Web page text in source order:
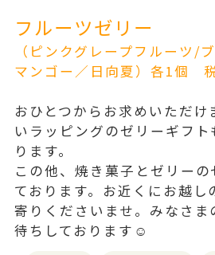
フルーツゼリー
（ピンクグレープフルーツ/
マンゴー／日向夏）各1個
おひとつからお求めいただけ
いラッピングのゼリーギフト
ります。
この他、焼き菓子とゼリー
ております。お近くにお越し
寄りくださいませ。みなさま
待ちしております☺️